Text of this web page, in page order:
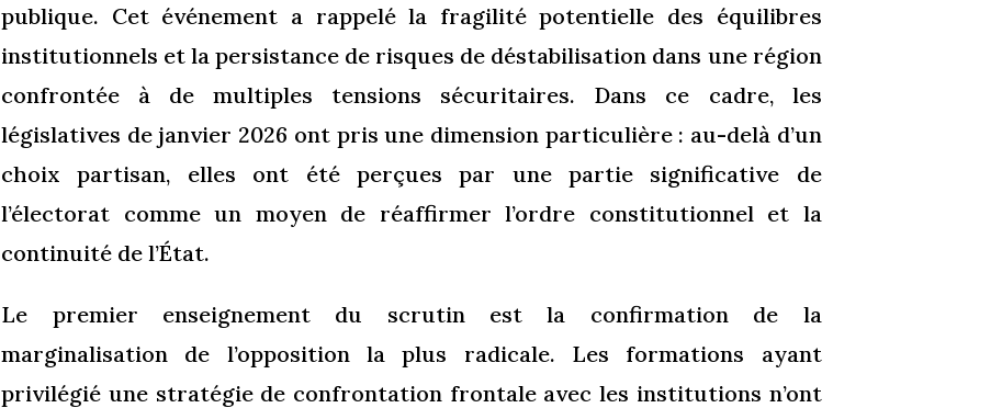
publique. Cet événement a rappelé la fragilité potentielle des équilibres
institutionnels et la persistance de risques de déstabilisation dans une région
confrontée à de multiples tensions sécuritaires. Dans ce cadre, les
législatives de janvier 2026 ont pris une dimension particulière : au-delà d’un
choix partisan, elles ont été perçues par une partie significative de
l’électorat comme un moyen de réaffirmer l’ordre constitutionnel et la
continuité de l’État.
Le premier enseignement du scrutin est la confirmation de la
marginalisation de l’opposition la plus radicale. Les formations ayant
privilégié une stratégie de confrontation frontale avec les institutions n’ont